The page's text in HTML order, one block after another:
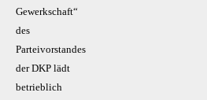
Gewerkschaft“
des
Parteivorstandes
der DKP lädt
betrieblich